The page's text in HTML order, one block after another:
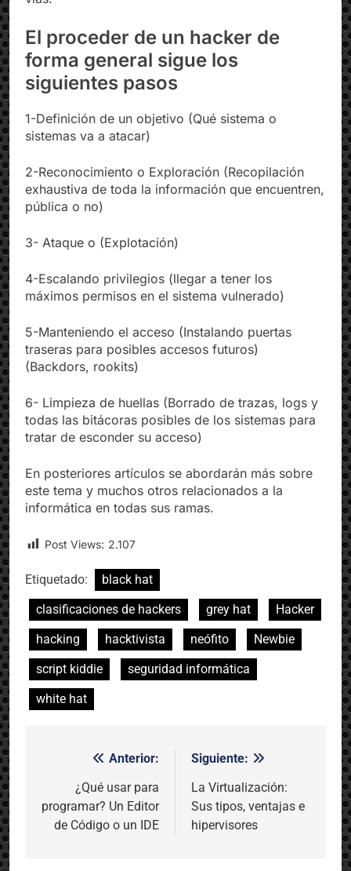
El proceder de un hacker de
forma general sigue los
siguientes pasos
1-Definición de un objetivo (Qué sistema o
sistemas va a atacar)
2-Reconocimiento o Exploración (Recopilación
exhaustiva de toda la información que encuentren,
pública o no)
3- Ataque o (Explotación)
4-Escalando privilegios (llegar a tener los
máximos permisos en el sistema vulnerado)
5-Manteniendo el acceso (Instalando puertas
traseras para posibles accesos futuros)
(Backdors, rookits)
6- Limpieza de huellas (Borrado de trazas, logs y
todas las bitácoras posibles de los sistemas para
tratar de esconder su acceso)
En posteriores artículos se abordarán más sobre
este tema y muchos otros relacionados a la
informática en todas sus ramas.
Post Views: 2.107
Etiquetado:
black hat
clasificaciones de hackers
grey hat
Hacker
hacking
hacktivista neófito
Newbie
script kiddie
seguridad informática
white hat
Navegación
entradas
Anterior:
¿Qué usar para
programar? Un Editor
de Código o un IDE
Siguiente:
La Virtualización:
Sus tipos, ventajas e
hipervisores